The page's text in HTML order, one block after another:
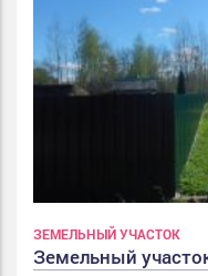
ЗЕМЕЛЬНЫЙ УЧАСТОК
Земельный